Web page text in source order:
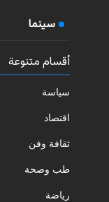
سينما
أقسام متنوعة
سياسة
اقتصاد
ثقافة وفن
طب وصحة
رياضة